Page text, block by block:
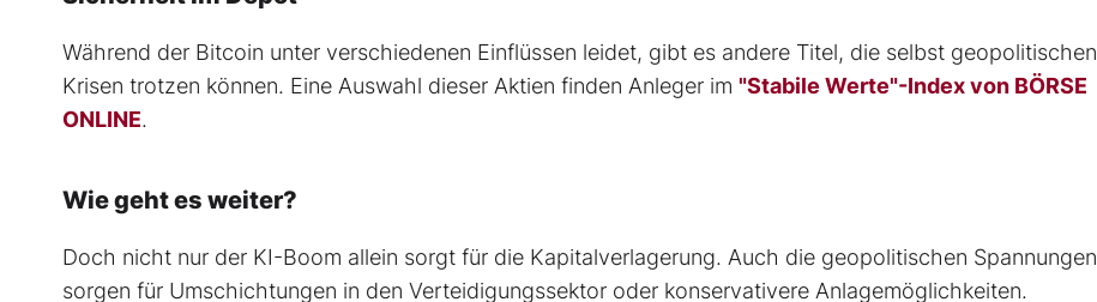
Während der Bitcoin unter verschiedenen Einflüssen leidet, gibt es andere Titel, die selbst geopolitischen
Krisen trotzen können. Eine Auswahl dieser Aktien finden Anleger im "Stabile Werte"-Index von BÖRSE
ONLINE.
Wie geht es weiter?
Doch nicht nur der KI-Boom allein sorgt für die Kapitalverlagerung. Auch die geopolitischen Spannungen
sorgen für Umschichtungen in den Verteidigungssektor oder konservativere Anlagemöglichkeiten.